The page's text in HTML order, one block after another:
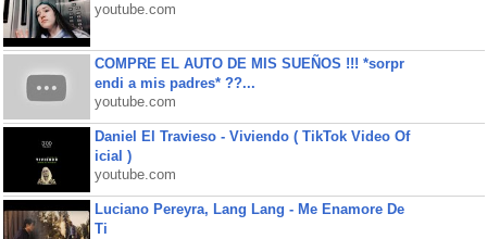
youtube.com
COMPRE EL AUTO DE MIS SUEÑOS !!! *sorpr
endi a mis padres* ??...
youtube.com
Daniel El Travieso - Viviendo ( TikTok Video Of
icial )
youtube.com
Luciano Pereyra, Lang Lang - Me Enamore De
Ti